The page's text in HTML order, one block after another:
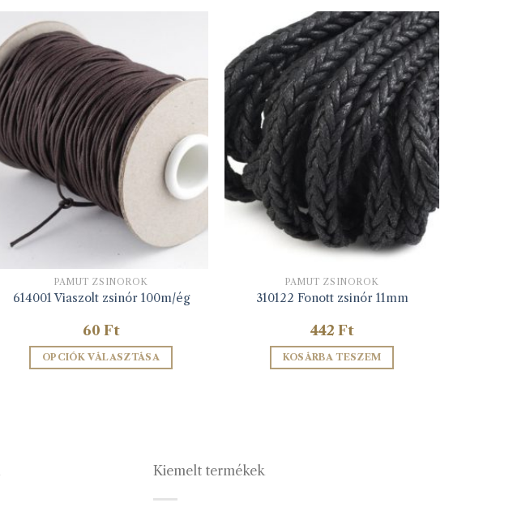
PAMUT ZSINÓROK
614001 Viaszolt zsinór 100m/ég
60 Ft
OPCIÓK VÁLASZTÁSA
PAMUT ZSINÓROK
310122 Fonott zsinór 11mm
442 Ft
KOSÁRBA TESZEM
Kiemelt termékek